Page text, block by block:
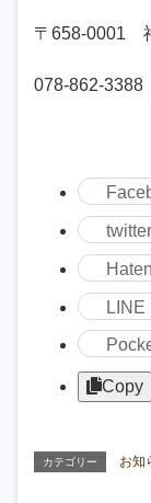
〒658-0001
078-862-3388
twitter
LINE
Copy
カテゴリー お知